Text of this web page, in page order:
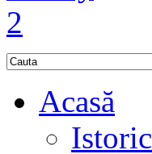
Acasă
Istoric